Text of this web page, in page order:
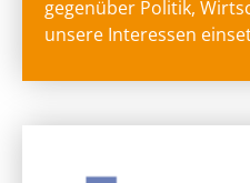
gegenüber Politik,
unsere Interessen